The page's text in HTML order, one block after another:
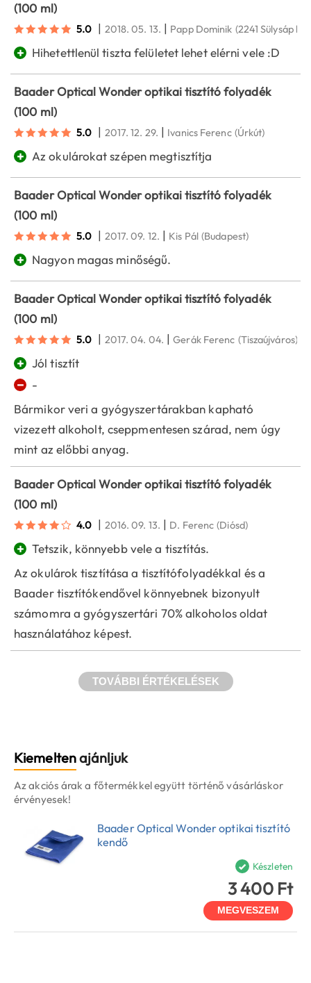
(100 ml)
5.0 | 2018. 05. 13. | Papp Dominik (2241 Sülysáp
+ Hihetettlenül tiszta felületet lehet elérni vele :D
Baader Optical Wonder optikai tisztító folyadék
(100 ml)
5.0 | 2017. 12. 29. | Ivanics Ferenc (Úrkút)
+ Az okulárokat szépen megtisztítja
Baader Optical Wonder optikai tisztító folyadék
(100 ml)
5.0 | 2017. 09. 12. | Kis Pál (Budapest)
+ Nagyon magas minőségű.
Baader Optical Wonder optikai tisztító folyadék
(100 ml)
5.0 | 2017. 04. 04. |Gerák Ferenc (Tiszaújváros)
+ Jól tisztít
−
-
Bármikor veri a gyógyszertárakban kapható
vizezett alkoholt, cseppmentesen szárad, nem úgy
mint az előbbi anyag.
Baader Optical Wonder optikai tisztító folyadék
(100 ml)
4.0 | 2016. 09. 13. | D. Ferenc (Diósd)
+ Tetszik, könnyebb vele a tisztítás.
Az okulárok tisztítása a tisztítófolyadékkal és a
Baader tisztítókendővel könnyebnek bizonyult
számomra a gyógyszertári 70% alkoholos oldat
használatához képest.
TOVÁBBI ÉRTÉKELÉSEK
Kiemeltenajánljuk
Az akciós árak a főtermékkel együtt történő vásárláskor
érvényesek!
Baader Optical Wonder optikai tisztító
kendő
Készleten
3 400 Ft
MEGVESZEM